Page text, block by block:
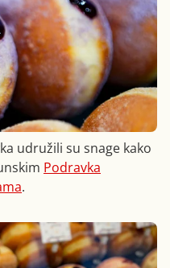
udružili su snage kako
Podravka
.